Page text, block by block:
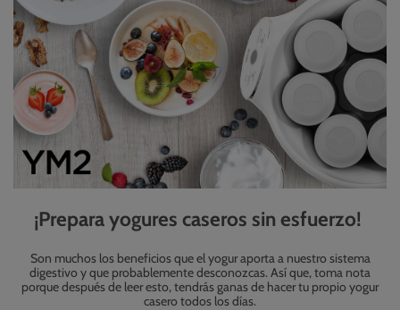
¡Prepara yogures caseros sin esfuerzo!
Son muchos los beneficios que el yogur aporta a nuestro sistema
digestivo y que probablemente desconozcas. Así que, toma nota
porque después de leer esto, tendrás ganas de hacer tu propio yogur
casero todos los días.